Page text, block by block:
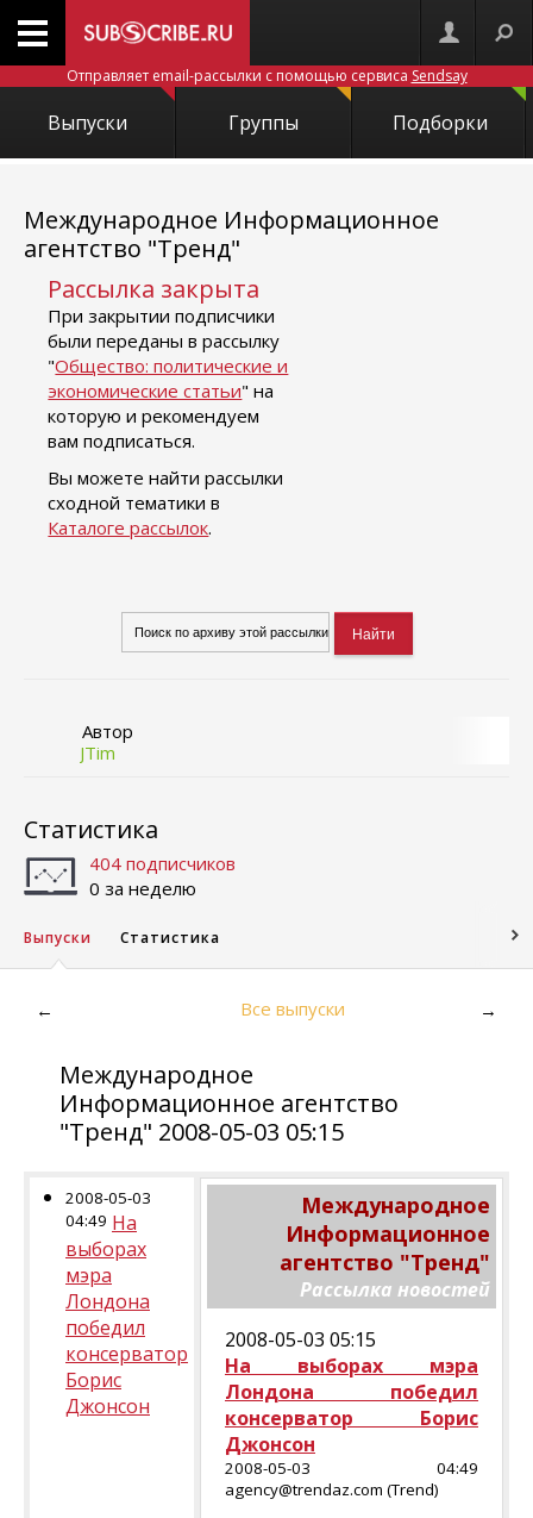
Отправляет email-рассылки с помощью сервиса Sendsay
Выпуски Группы Подборки
Международное Информационное
агентство "Тренд"
Рассылка закрыта
При закрытии подписчики
были переданы в рассылку
"Общество: политические и
экономические статьи" на
которую и рекомендуем
вам подписаться.
Вы можете найти рассылки
сходной тематики в
Каталоге рассылок.
Автор
JTim
Статистика
404 подписчиков
0 за неделю
Выпуски Статистика
← Все выпуски →
Международное
Информационное агентство
"Тренд" 2008-05-03 05:15
2008-05-03
04:49 На
выборах
мэра
Лондона
победил
консерватор
Борис
Джонсон
Международное
Информационное
агентство "Тренд"
Рассылка новостей
2008-05-03 05:15
На выборах мэра
Лондона победил
консерватор Борис
Джонсон
2008-05-03 04:49
agency@trendaz.com (Trend)